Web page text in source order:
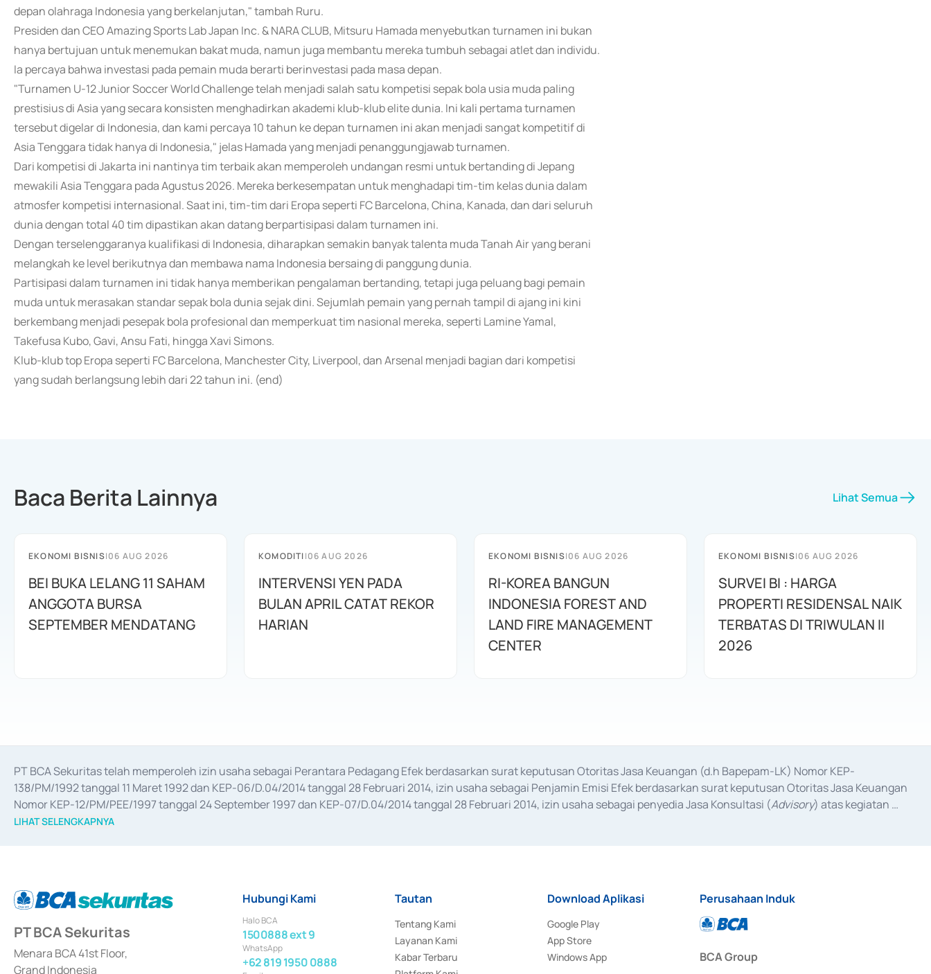
depan olahraga Indonesia yang berkelanjutan," tambah Ruru.
Presiden dan CEO Amazing Sports Lab Japan Inc. & NARA CLUB, Mitsuru Hamada menyebutkan turnamen ini bukan
hanya bertujuan untuk menemukan bakat muda, namun juga membantu mereka tumbuh sebagai atlet dan individu.
Ia percaya bahwa investasi pada pemain muda berarti berinvestasi pada masa depan.
"Turnamen U-12 Junior Soccer World Challenge telah menjadi salah satu kompetisi sepak bola usia muda paling
prestisius di Asia yang secara konsisten menghadirkan akademi klub-klub elite dunia. Ini kali pertama turnamen
tersebut digelar di Indonesia, dan kami percaya 10 tahun ke depan turnamen ini akan menjadi sangat kompetitif di
Asia Tenggara tidak hanya di Indonesia," jelas Hamada yang menjadi penanggungjawab turnamen.
Dari kompetisi di Jakarta ini nantinya tim terbaik akan memperoleh undangan resmi untuk bertanding di Jepang
mewakili Asia Tenggara pada Agustus 2026. Mereka berkesempatan untuk menghadapi tim-tim kelas dunia dalam
atmosfer kompetisi internasional. Saat ini, tim-tim dari Eropa seperti FC Barcelona, China, Kanada, dan dari seluruh
dunia dengan total 40 tim dipastikan akan datang berpartisipasi dalam turnamen ini.
Dengan terselenggaranya kualifikasi di Indonesia, diharapkan semakin banyak talenta muda Tanah Air yang berani
melangkah ke level berikutnya dan membawa nama Indonesia bersaing di panggung dunia.
Partisipasi dalam turnamen ini tidak hanya memberikan pengalaman bertanding, tetapi juga peluang bagi pemain
muda untuk merasakan standar sepak bola dunia sejak dini. Sejumlah pemain yang pernah tampil di ajang ini kini
berkembang menjadi pesepak bola profesional dan memperkuat tim nasional mereka, seperti Lamine Yamal,
Takefusa Kubo, Gavi, Ansu Fati, hingga Xavi Simons.
Klub-klub top Eropa seperti FC Barcelona, Manchester City, Liverpool, dan Arsenal menjadi bagian dari kompetisi
yang sudah berlangsung lebih dari 22 tahun ini. (end)
Baca Berita Lainnya Lihat Semua
EKONOMI BISNIS|06 AUG 2026
BEI BUKA LELANG 11 SAHAM
ANGGOTA BURSA
SEPTEMBER MENDATANG
KOMODITI|06 AUG 2026
INTERVENSI YEN PADA
BULAN APRIL CATAT REKOR
HARIAN
EKONOMI BISNIS|06 AUG 2026
RI-KOREA BANGUN
INDONESIA FOREST AND
LAND FIRE MANAGEMENT
CENTER
EKONOMI BISNIS|06 AUG 2026
SURVEI BI : HARGA
PROPERTI RESIDENSAL NAIK
TERBATAS DI TRIWULAN II
2026
PT BCA Sekuritas telah memperoleh izin usaha sebagai Perantara Pedagang Efek berdasarkan surat keputusan Otoritas Jasa Keuangan (d.h Bapepam-LK) Nomor KEP-
138/PM/1992 tanggal 11 Maret 1992 dan KEP-06/D.04/2014 tanggal 28 Februari 2014, izin usaha sebagai Penjamin Emisi Efek berdasarkan surat keputusan Otoritas Jasa Keuangan
Nomor KEP-12/PM/PEE/1997 tanggal 24 September 1997 dan KEP-07/D.04/2014 tanggal 28 Februari 2014, izin usaha sebagai penyedia Jasa Konsultasi (Advisory) atas kegiatan
merger, akuisisi, divestasi, dan
LIHAT SELENGKAPNYA
PT BCA Sekuritas
Menara BCA 41st Floor,
Grand Indonesia
Hubungi Kami
Halo BCA
1500888 ext 9
WhatsApp
+62 819 1950 0888
Tautan
Tentang Kami
Layanan Kami
Kabar Terbaru
Download Aplikasi
Google Play
App Store
Windows App
Perusahaan Induk
BCA Group